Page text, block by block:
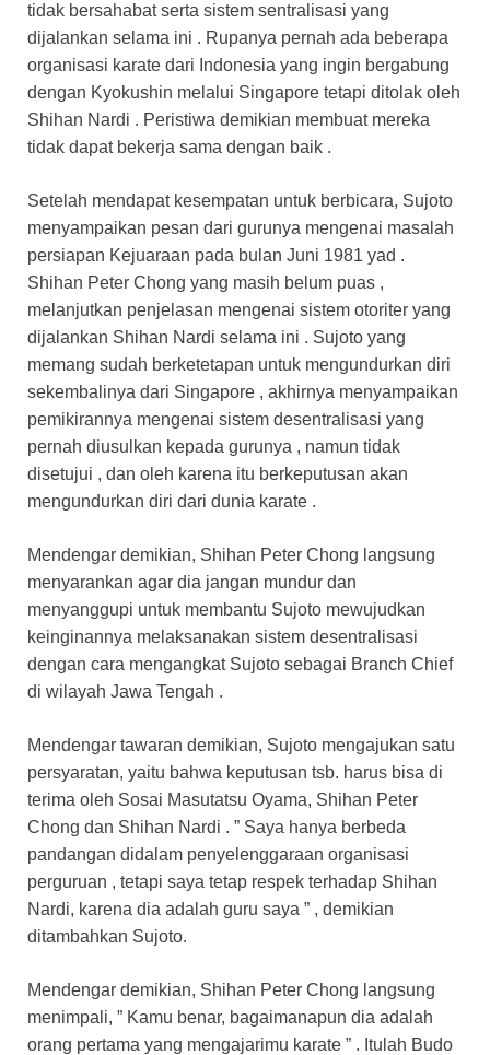
tidak bersahabat serta sistem sentralisasi yang
dijalankan selama ini . Rupanya pernah ada beberapa
organisasi karate dari Indonesia yang ingin bergabung
dengan Kyokushin melalui Singapore tetapi ditolak oleh
Shihan Nardi . Peristiwa demikian membuat mereka
tidak dapat bekerja sama dengan baik .
Setelah mendapat kesempatan untuk berbicara, Sujoto
menyampaikan pesan dari gurunya mengenai masalah
persiapan Kejuaraan pada bulan Juni 1981 yad .
Shihan Peter Chong yang masih belum puas ,
melanjutkan penjelasan mengenai sistem otoriter yang
dijalankan Shihan Nardi selama ini . Sujoto yang
memang sudah berketetapan untuk mengundurkan diri
sekembalinya dari Singapore , akhirnya menyampaikan
pemikirannya mengenai sistem desentralisasi yang
pernah diusulkan kepada gurunya , namun tidak
disetujui , dan oleh karena itu berkeputusan akan
mengundurkan diri dari dunia karate .
Mendengar demikian, Shihan Peter Chong langsung
menyarankan agar dia jangan mundur dan
menyanggupi untuk membantu Sujoto mewujudkan
keinginannya melaksanakan sistem desentralisasi
dengan cara mengangkat Sujoto sebagai Branch Chief
di wilayah Jawa Tengah .
Mendengar tawaran demikian, Sujoto mengajukan satu
persyaratan, yaitu bahwa keputusan tsb. harus bisa di
terima oleh Sosai Masutatsu Oyama, Shihan Peter
Chong dan Shihan Nardi . ” Saya hanya berbeda
pandangan didalam penyelenggaraan organisasi
perguruan , tetapi saya tetap respek terhadap Shihan
Nardi, karena dia adalah guru saya ” , demikian
ditambahkan Sujoto.
Mendengar demikian, Shihan Peter Chong langsung
menimpali, ” Kamu benar, bagaimanapun dia adalah
orang pertama yang mengajarimu karate ” . Itulah Budo